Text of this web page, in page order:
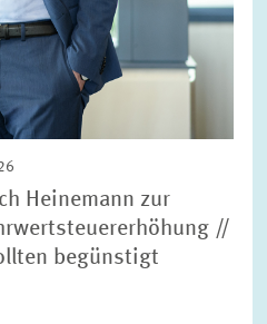
Heinemann zur
//
begünstigt